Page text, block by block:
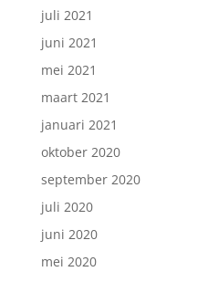
juli 2021
juni 2021
mei 2021
maart 2021
januari 2021
oktober 2020
september 2020
juli 2020
juni 2020
mei 2020